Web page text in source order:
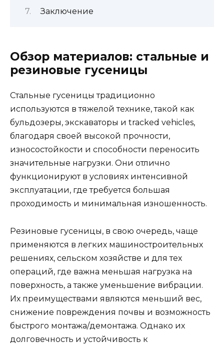
Заключение
Обзор материалов: стальные и
резиновые гусеницы
Стальные гусеницы традиционно
используются в тяжелой технике, такой как
бульдозеры, экскаваторы и tracked vehicles,
благодаря своей высокой прочности,
износостойкости и способности переносить
значительные нагрузки. Они отлично
функционируют в условиях интенсивной
эксплуатации, где требуется большая
проходимость и минимальная изношенность.
Резиновые гусеницы, в свою очередь, чаще
применяются в легких машиностроительных
решениях, сельском хозяйстве и для тех
операций, где важна меньшая нагрузка на
поверхность, а также уменьшение вибрации.
Их преимуществами являются меньший вес,
снижение повреждения почвы и возможность
быстрого монтажа/демонтажа. Однако их
долговечность и устойчивость к